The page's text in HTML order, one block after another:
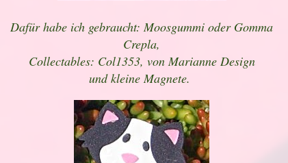
Dafür habe ich gebraucht: Moosgummi oder Gomma
Crepla,
Collectables: Col1353, von Marianne Design
und kleine Magnete.